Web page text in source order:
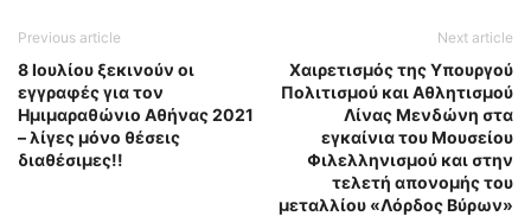
Previous article
8 Ιουλίου ξεκινούν οι
εγγραφές για τον
Ημιμαραθώνιο Αθήνας 2021
– λίγες μόνο θέσεις
διαθέσιμες!!
Next article
Χαιρετισμός της Υπουργού
Πολιτισμού και Αθλητισμού
Λίνας Μενδώνη στα
εγκαίνια του Μουσείου
Φιλελληνισμού και στην
τελετή απονομής του
μεταλλίου «Λόρδος Βύρων»